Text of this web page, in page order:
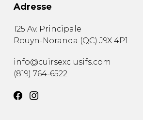
Adresse
125 Av. Principale
Rouyn-Noranda (QC) J9X 4P1
info@cuirsexclusifs.com
(819) 764-6522